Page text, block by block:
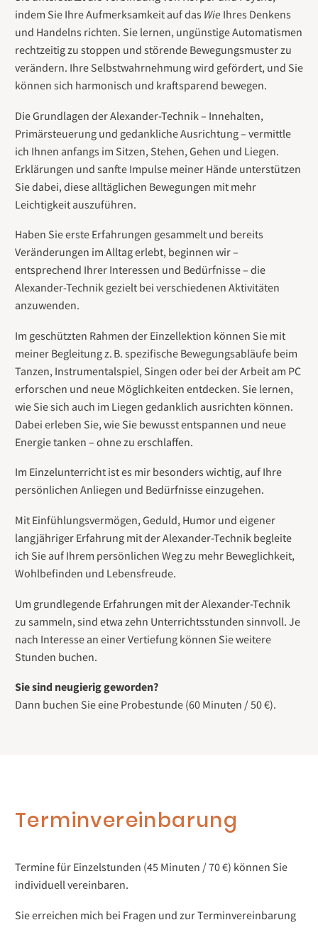
indem Sie Ihre Aufmerksamkeit auf das Wie Ihres Denkens
und Handelns richten. Sie lernen, ungünstige Automatismen
rechtzeitig zu stoppen und störende Bewegungsmuster zu
verändern. Ihre Selbstwahrnehmung wird gefördert, und Sie
können sich harmonisch und kraftsparend bewegen.
Die Grundlagen der Alexander-Technik – Innehalten,
Primärsteuerung und gedankliche Ausrichtung – vermittle
ich Ihnen anfangs im Sitzen, Stehen, Gehen und Liegen.
Erklärungen und sanfte Impulse meiner Hände unterstützen
Sie dabei, diese alltäglichen Bewegungen mit mehr
Leichtigkeit auszuführen.
Haben Sie erste Erfahrungen gesammelt und bereits
Veränderungen im Alltag erlebt, beginnen wir –
entsprechend Ihrer Interessen und Bedürfnisse – die
Alexander-Technik gezielt bei verschiedenen Aktivitäten
anzuwenden.
Im geschützten Rahmen der Einzellektion können Sie mit
meiner Begleitung z. B. spezifische Bewegungsabläufe beim
Tanzen, Instrumentalspiel, Singen oder bei der Arbeit am PC
erforschen und neue Möglichkeiten entdecken. Sie lernen,
wie Sie sich auch im Liegen gedanklich ausrichten können.
Dabei erleben Sie, wie Sie bewusst entspannen und neue
Energie tanken – ohne zu erschlaffen.
Im Einzelunterricht ist es mir besonders wichtig, auf Ihre
persönlichen Anliegen und Bedürfnisse einzugehen.
Mit Einfühlungsvermögen, Geduld, Humor und eigener
langjähriger Erfahrung mit der Alexander-Technik begleite
ich Sie auf Ihrem persönlichen Weg zu mehr Beweglichkeit,
Wohlbefinden und Lebensfreude.
Um grundlegende Erfahrungen mit der Alexander-Technik
zu sammeln, sind etwa zehn Unterrichtsstunden sinnvoll. Je
nach Interesse an einer Vertiefung können Sie weitere
Stunden buchen.
Sie sind neugierig geworden?
Dann buchen Sie eine Probestunde (60 Minuten / 50 €).
Terminvereinbarung
Termine für Einzelstunden (45 Minuten / 70 €) können Sie
individuell vereinbaren.
Sie erreichen mich bei Fragen und zur Terminvereinbarung